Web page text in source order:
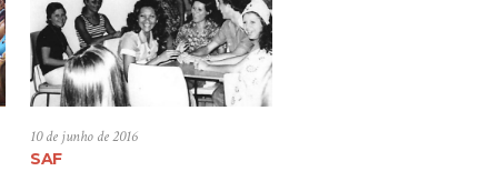
10 de junho de 2016
SAF